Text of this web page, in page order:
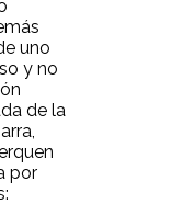
uno
y no
de la
por